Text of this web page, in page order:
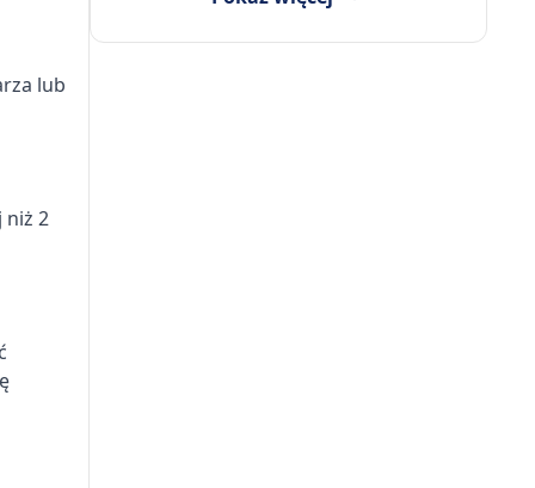
lub
niż 2